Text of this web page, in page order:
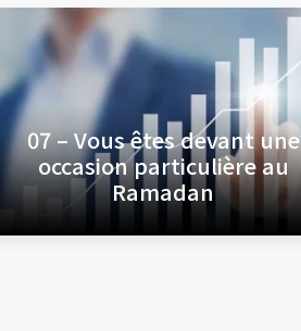
07 – Vous êtes devant une
occasion particulière au
Ramadan